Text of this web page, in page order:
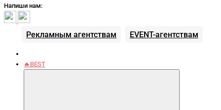
Напиши нам:
Рекламным агентствам EVENT-агентствам
🔥BEST